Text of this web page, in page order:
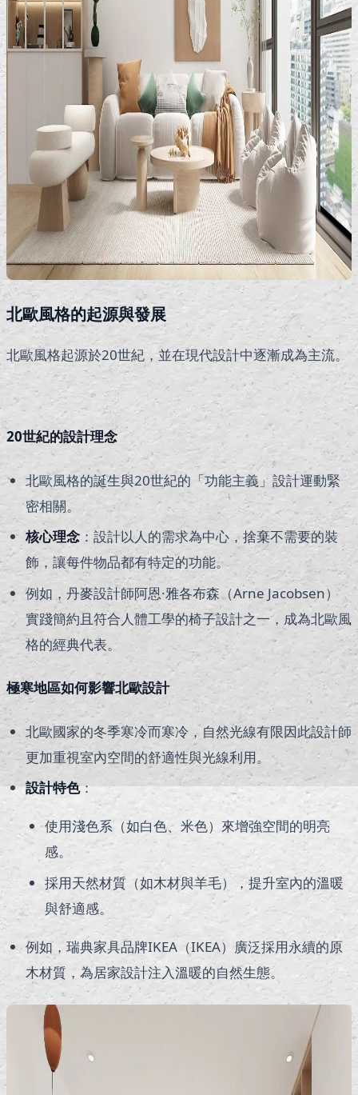
北歐風格的起源與發展
北歐風格起源於20世紀，並在現代設計中逐漸成為主流。
20世紀的設計理念
北歐風格的誕生與20世紀的「功能主義」設計運動緊
密相關。
核心理念 ：設計以人的需求為中心，捨棄不需要的裝
飾，讓每件物品都有特定的功能。
例如，丹麥設計師阿恩·雅各布森（Arne Jacobsen）
實踐簡約且符合人體工學的椅子設計之一，成為北歐風
格的經典代表。
極寒地區如何影響北歐設計
北歐國家的冬季寒冷而寒冷，自然光線有限因此設計師
更加重視室內空間的舒適性與光線利用。
設計特色：
使用淺色系（如白色、米色）來增強空間的明亮
感。
採用天然材質（如木材與羊毛），提升室內的溫暖
與舒適感。
例如，瑞典家具品牌IKEA（IKEA）廣泛採用永續的原
木材質，為居家設計注入溫暖的自然生態。